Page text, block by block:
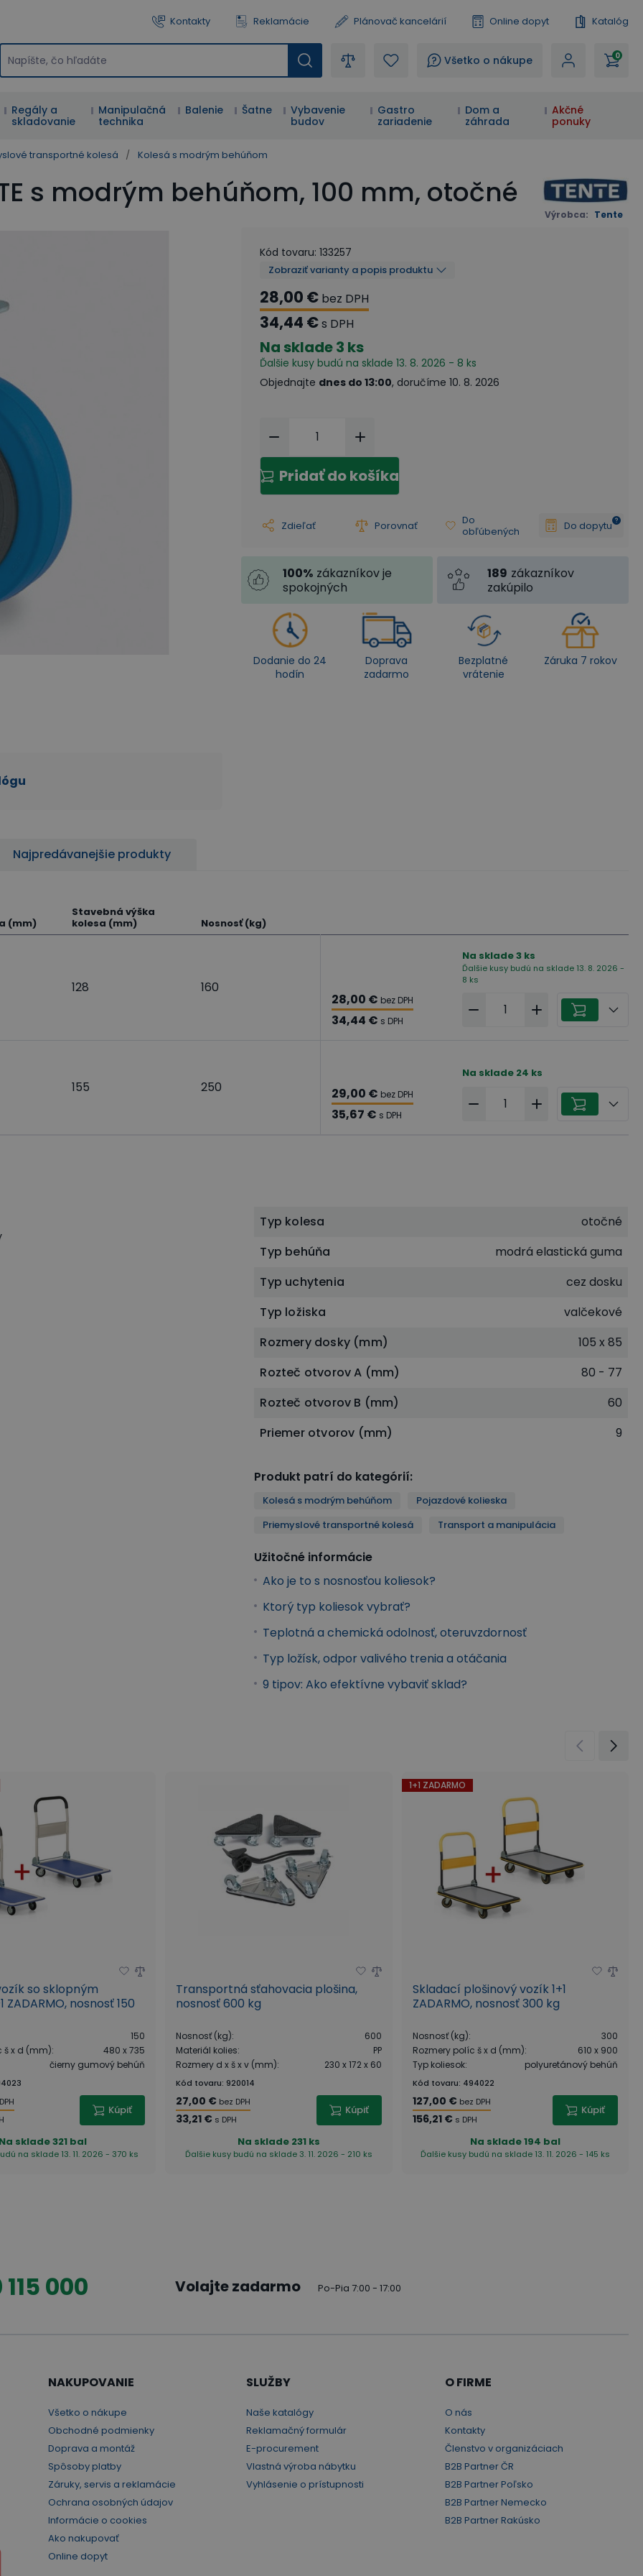
Kontakty Reklamácie Plánovač kancelárií Online dopyt Katalóg
? Všetko o nákupe 0
Regály a
skladovanie
Manipulačná
technika
Balenie Šatne
Vybavenie
budov
Gastro
zariadenie
Dom a
záhrada
Akčné
ponuky
transportné kolesá / Kolesá s modrým behúňom
s modrým behúňom, 100 mm, otočné
Výrobca: Tente
Kód tovaru: 133257
Zobraziť varianty a popis produktu
28,00 € bez DPH
34,44 €s DPH
Na sklade3 ks
Ďalšie kusy budú na sklade 13. 8. 2026 - 8 ks
Objednajte dnes do 13:00, doručíme 10. 8. 2026
Pridať do košíka
Zdieľať Porovnať
Do
obľúbených
Do dopytu
100% zákazníkov je
spokojných
189 zákazníkov
zakúpilo
Dodanie do 24
hodín
Doprava
zadarmo
Bezplatné
vrátenie
Záruka 7 rokov
Najpredávanejšie produkty
(mm)
Stavebná výška
kolesa (mm)
Nosnosť (kg)
128 160
28,00 € bez DPH
34,44 € s DPH
Na sklade3 ks
Ďalšie kusy budú na sklade 13. 8. 2026 -
8 ks
155 250 29,00 € bez DPH
35,67 € s DPH
Na sklade 24 ks
Typ kolesa
otočné
Typ behúňa
modrá elastická guma
Typ uchytenia
cez dosku
Typ ložiska
valčekové
Rozmery dosky (mm)
105 x 85
Rozteč otvorov A (mm)
80 - 77
Rozteč otvorov B (mm)
60
Priemer otvorov (mm)
9
Produkt patrí do kategórií:
Kolesá s modrým behúňom
Pojazdové kolieska
Priemyslové transportné kolesá
Transport a manipulácia
Užitočné informácie
Ako je to s nosnosťou koliesok?
Ktorý typ koliesok vybrať?
Teplotná a chemická odolnosť, oteruvzdornosť
Typ ložísk, odpor valivého trenia a otáčania
9 tipov: Ako efektívne vybaviť sklad?
so sklopným
ZADARMO, nosnosť 150
150
š x d (mm):
480 x 735
čierny gumový behúň
Kúpiť
Na sklade321 bal
na sklade 13. 11. 2026 - 370 ks
Transportná sťahovacia plošina,
nosnosť 600 kg
Nosnosť (kg):
600
Materiál kolies:
PP
Rozmery d x š x v (mm): 230 x 172 x 60
Kód tovaru:920014
27,00 € bez DPH
33,21 € s DPH
Kúpiť
Na sklade 231 ks
Ďalšie kusy budú na sklade 3. 11. 2026 - 210 ks
1+1 ZADARMO
Skladací plošinový vozík 1+1
ZADARMO, nosnosť 300 kg
Nosnosť (kg):
300
Rozmery políc š x d (mm):
610 x 900
Typ koliesok: polyuretánový behúň
Kód tovaru: 494022
127,00 € bez DPH
156,21 € s DPH
Kúpiť
Na sklade194 bal
Ďalšie kusy budú na sklade 13. 11. 2026 - 145 ks
000 Volajte zadarmo Po-Pia 7:00 - 17:00
NAKUPOVANIE
Všetko o nákupe
Obchodné podmienky
Doprava a montáž
Spôsoby platby
Záruky, servis a reklamácie
Ochrana osobných údajov
Informácie o cookies
Ako nakupovať
Online dopyt
SLUŽBY
Naše katalógy
Reklamačný formulár
E-procurement
Vlastná výroba nábytku
Vyhlásenie o prístupnosti
O FIRME
O nás
Kontakty
Členstvo v organizáciach
B2B Partner ČR
B2B Partner Poľsko
B2B Partner Nemecko
B2B Partner Rakúsko